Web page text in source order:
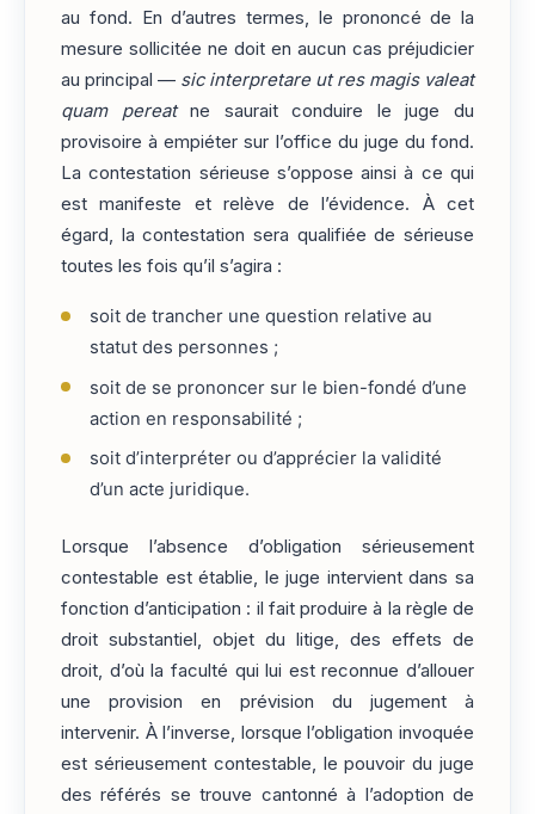
au fond. En d’autres termes, le prononcé de la
mesure sollicitée ne doit en aucun cas préjudicier
au principal — sic interpretare ut res magis valeat
quam pereatne saurait conduire le juge du
provisoire à empiéter sur l’office du juge du fond.
La contestation sérieuse s’oppose ainsi à ce qui
est manifeste et relève de l’évidence. À cet
égard, la contestation sera qualifiée de sérieuse
toutes les fois qu’il s’agira :
soit de trancher une question relative au
statut des personnes ;
soit de se prononcer sur le bien-fondé d’une
action en responsabilité ;
soit d’interpréter ou d’apprécier la validité
d’un acte juridique.
Lorsque l’absence d’obligation sérieusement
contestable est établie, le juge intervient dans sa
fonction d’anticipation : il fait produire à la règle de
droit substantiel, objet du litige, des effets de
droit, d’où la faculté qui lui est reconnue d’allouer
une provision en prévision du jugement à
intervenir. À l’inverse, lorsque l’obligation invoquée
est sérieusement contestable, le pouvoir du juge
des référés se trouve cantonné à l’adoption de